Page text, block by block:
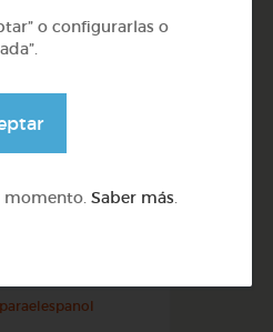
Otros
o configurarlas o
momento. Saber más.